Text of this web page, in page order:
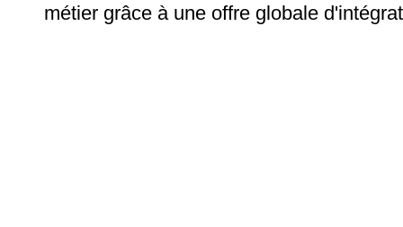
métier grâce à une offre globale